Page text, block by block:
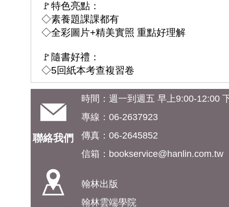
🚩特色亮點：
◇素養題課課都有
◇全彩圖片+精美實照 重點好理解
🚩隨書好禮：
◇5回紙本考查複習卷
聯絡我們
時間：週一到週五 早上9:00-12:00
專線：06-2637923
傳真：06-2645852
信箱： bookservice@hanlin.com.tw
翰林出版
翰林雲端學院